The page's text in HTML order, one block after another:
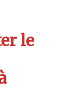
le